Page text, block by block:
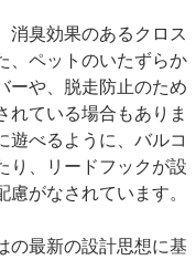
消臭効果のあるクロス
、ペットのいたずらか
ーや、脱走防止のため
れている場合もありま
遊べるように、バルコ
り、リードフックが設
がなされています。
の最新の設計思想に基